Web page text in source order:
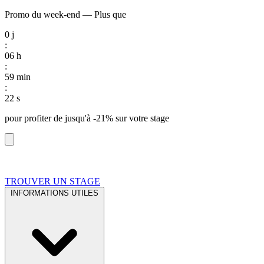
Promo du week-end — Plus que
0 j
:
06 h
:
59 min
:
21 s
pour profiter de jusqu'à -21% sur votre stage
TROUVER UN STAGE
INFORMATIONS UTILES